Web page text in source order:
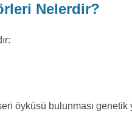
Nelerdir?
öyküsü bulunması genetik